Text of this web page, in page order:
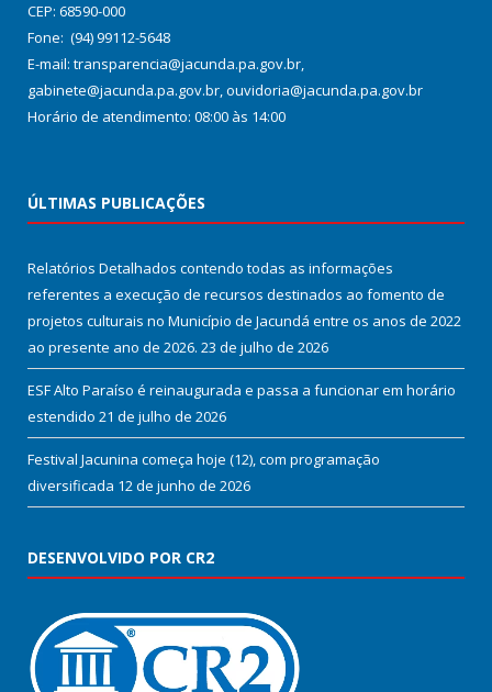
CEP: 68590-000
Fone: (94) 99112-5648
E-mail: transparencia@jacunda.pa.gov.br,
gabinete@jacunda.pa.gov.br, ouvidoria@jacunda.pa.gov.br
Horário de atendimento: 08:00 às 14:00
ÚLTIMAS PUBLICAÇÕES
Relatórios Detalhados contendo todas as informações
referentes a execução de recursos destinados ao fomento de
projetos culturais no Município de Jacundá entre os anos de 2022
ao presente ano de 2026. 23 de julho de 2026
ESF Alto Paraíso é reinaugurada e passa a funcionar em horário
estendido 21 de julho de 2026
Festival Jacunina começa hoje (12), com programação
diversificada 12 de junho de 2026
DESENVOLVIDO POR CR2